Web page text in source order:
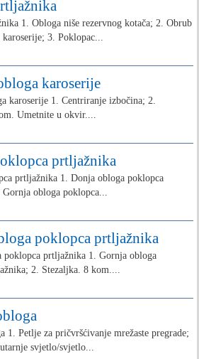
1. Obloga niše rezervnog kotača; 2. Obrub
karoserije; 3. Poklopac...
karoserije
karoserije 1. Centriranje izbočina; 2.
Umetnite u okvir....
prtljažnika
prtljažnika 1. Donja obloga poklopca
obloga poklopca...
poklopca prtljažnika
poklopca prtljažnika 1. Gornja obloga
2. Stezaljka. 8 kom....
1. Petlje za pričvršćivanje mrežaste pregrade;
svjetlo/svjetlo...